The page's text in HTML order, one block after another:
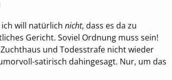
will natürlich nicht, dass es da zu
Gericht. Soviel Ordnung muss sein!
und Todesstrafe nicht wieder
satirisch dahingesagt. Nur, um das